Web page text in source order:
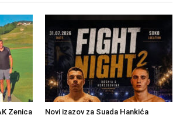
Zenica Novi izazov za Suada Hankića